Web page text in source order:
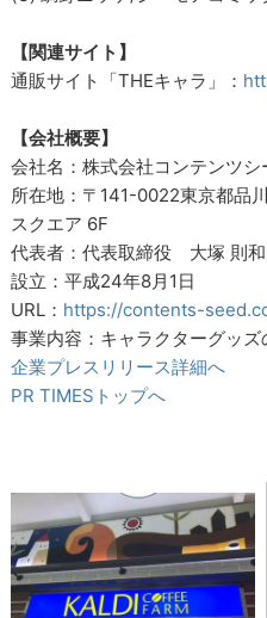
【関連サイト】
通販サイト「THEキャラ」：
【会社概要】
会社名：株式会社コンテンツシ
所在地：〒141-0022東京都品
スクエア 6F
代表者：代表取締役 大塚 則和
設立：平成24年8月1日
URL： https://contents-
事業内容：キャラクターグッ
企業プレスリリース詳細へ
PR TIMESトップへ